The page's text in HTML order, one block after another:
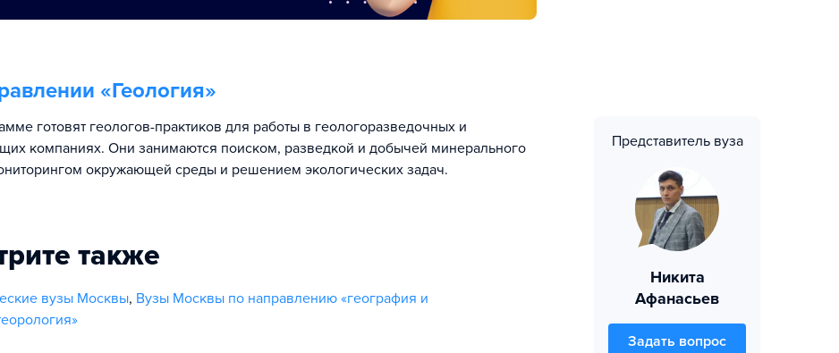
«Геология»
готовят геологов-практиков для работы в геологоразведочных и
компаниях. Они занимаются поиском, разведкой и добычей минерального
окружающей среды и решением экологических задач.
также
вузы Москвы, Вузы Москвы по направлению «география и
Представитель вуза
Никита
Афанасьев
Задать вопрос